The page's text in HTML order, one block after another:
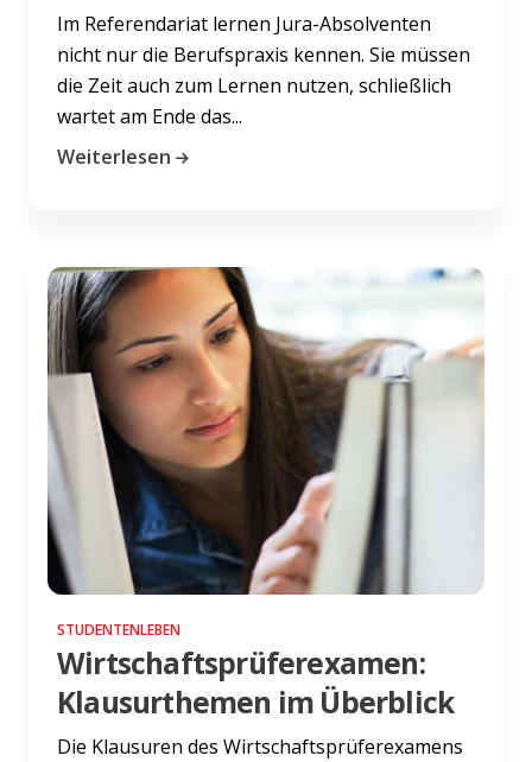
Im Referendariat lernen Jura-Absolventen
nicht nur die Berufspraxis kennen. Sie müssen
die Zeit auch zum Lernen nutzen, schließlich
wartet am Ende das...
Weiterlesen
STUDENTENLEBEN
Wirtschaftsprüferexamen:
Klausurthemen im Überblick
Die Klausuren des Wirtschaftsprüferexamens